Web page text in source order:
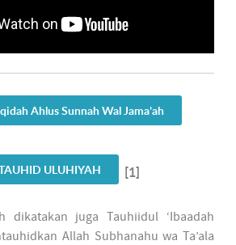
Ahlus Sunnah Wal Jama’ah
ULUHIYAH [1]
dikatakan juga Tauhiidul ‘Ibaadah
Allah Subhanahu wa Ta’ala